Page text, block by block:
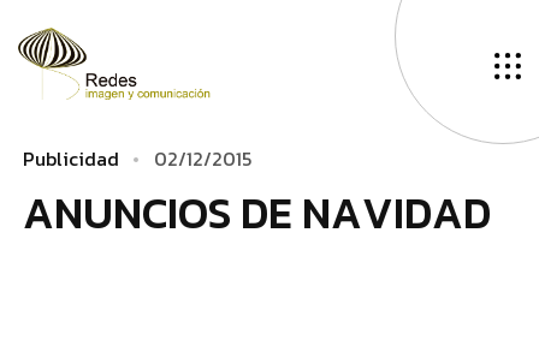
Publicidad 02/12/2015
ANUNCIOS
­ DE NAVIDAD